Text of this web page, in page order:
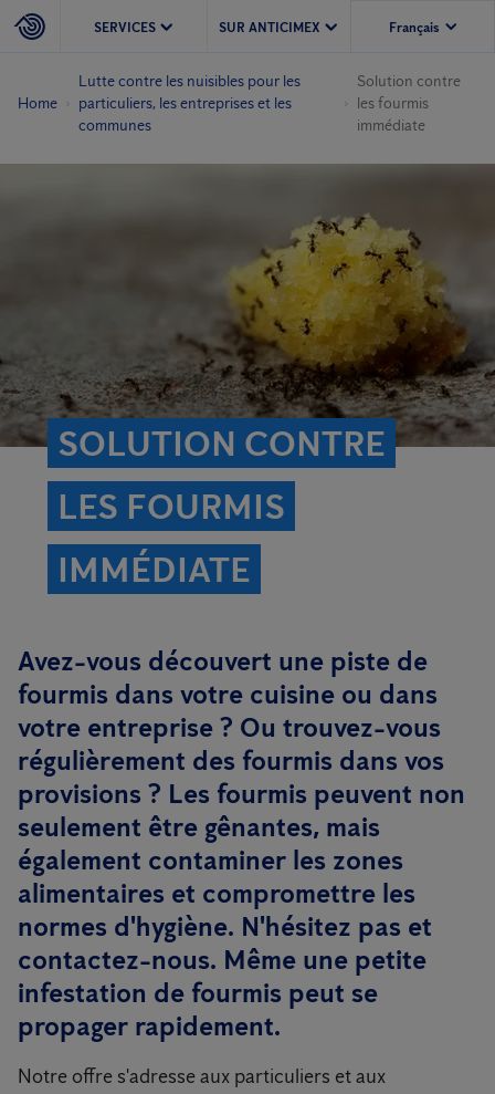
SERVICES SUR ANTICIMEX
Home
Lutte contre les nuisibles pour les
particuliers, les entreprises et les
communes
Solution contre
les fourmis
immédiate
SOLUTION CONTRE
LES FOURMIS
IMMÉDIATE
Avez-vous découvert une piste de
fourmis dans votre cuisine ou dans
votre entreprise ? Ou trouvez-vous
régulièrement des fourmis dans vos
provisions ? Les fourmis peuvent non
seulement être gênantes, mais
également contaminer les zones
alimentaires et compromettre les
normes d'hygiène. N'hésitez pas et
contactez-nous. Même une petite
infestation de fourmis peut se
propager rapidement.
Notre offre s'adresse aux particuliers et aux